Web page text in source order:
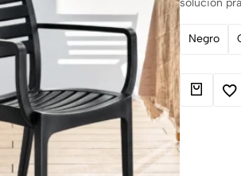
solución
Negro